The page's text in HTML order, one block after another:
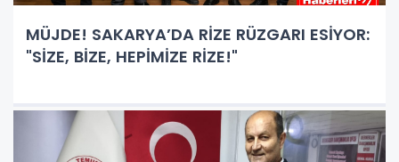
MÜJDE! SAKARYA’DA RİZE RÜZGARI ESİYOR:
"SİZE, BİZE, HEPİMİZE RİZE!"